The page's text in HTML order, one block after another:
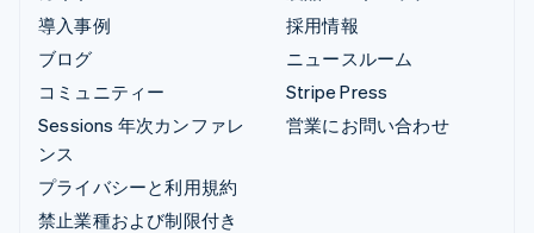
導入事例
ブログ
コミュニティー
Sessions 年次カンファレ
ンス
プライバシーと利用規約
禁止業種および制限付き
採用情報
ニュースルーム
Stripe Press
営業にお問い合わせ